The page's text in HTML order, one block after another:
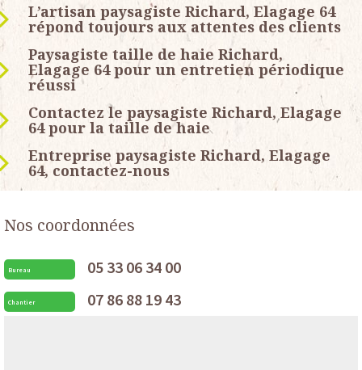
L’artisan paysagiste Richard, Elagage 64
répond toujours aux attentes des clients
Paysagiste taille de haie Richard,
Elagage 64 pour un entretien périodique
réussi
Contactez le paysagiste Richard, Elagage
64 pour la taille de haie
Entreprise paysagiste Richard, Elagage
64, contactez-nous
Nos coordonnées
Bureau 05 33 06 34 00
Chantier 07 86 88 19 43